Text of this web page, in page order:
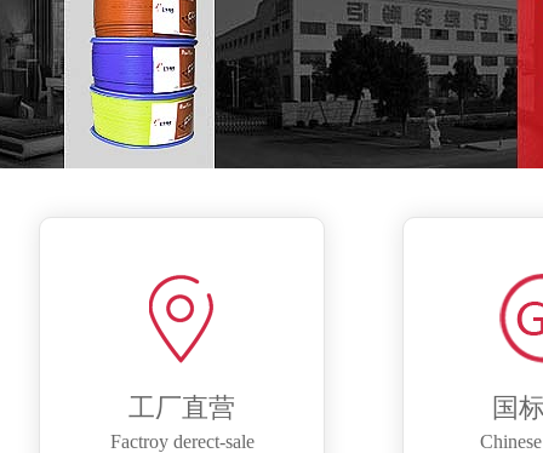
工厂直营
Factroy derect-sale
国